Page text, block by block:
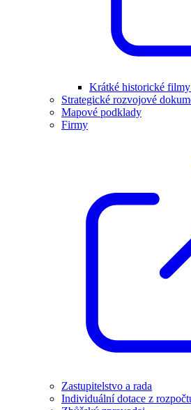
Krátké historické
Strategické rozvojové
Mapové podklady
Firmy
Zastupitelstvo a rada
Individuální dotace z